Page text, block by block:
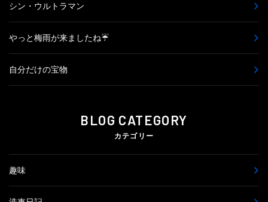
シン・ウルトラマン
やっと梅雨が来ましたね☔
自分だけの宝物
BLOG CATEGORY
カテゴリー
趣味